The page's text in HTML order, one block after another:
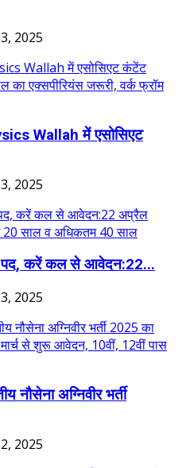
2025
Wallah में एसोसिएट
2025
पद, करें कल से आवेदन:22...
2025
नौसेना अग्निवीर भर्ती
2025